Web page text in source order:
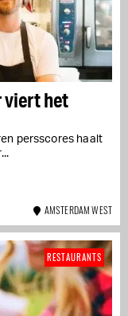
viert het
persscores haalt
AMSTERDAM WEST
RESTAURANTS